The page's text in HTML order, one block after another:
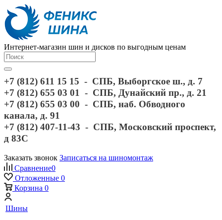
Интернет-магазин шин и дисков по выгодным ценам
+7 (812) 611 15 15 - СПБ, Выборгское ш., д. 7
+7 (812) 655 03 01 - СПБ, Дунайский пр., д. 21
+7 (812) 655 03 00 - СПБ, наб. Обводного
канала, д. 91
+7 (812) 407-11-43 - СПБ, Московский проспект,
д 83С
Заказать звонок Записаться на шиномонтаж
Сравнение0
Отложенные 0
Корзина 0
Шины